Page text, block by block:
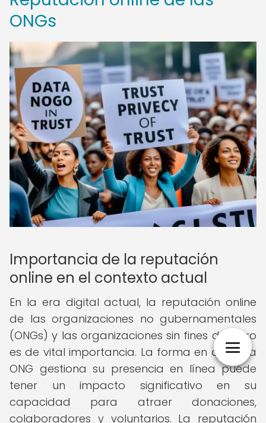
ONGs
Importancia de la reputación
online en el contexto actual
En la era digital actual, la reputación online
de las organizaciones no gubernamentales
(ONGs) y las organizaciones sin fines de lucro
es de vital importancia. La forma en que una
ONG gestiona su presencia en línea puede
tener un impacto significativo en su
capacidad para atraer donaciones,
colaboradores y voluntarios. La reputación